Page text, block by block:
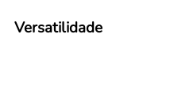
Versatilidade